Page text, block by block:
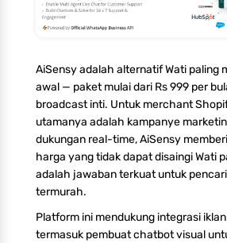
AiSensy adalah alternatif Wati paling
awal — paket mulai dari Rs 999 per
broadcast inti. Untuk merchant
utamanya adalah kampanye
dukungan real-time, AiSensy
harga yang tidak dapat disaingi Wati
adalah jawaban terkuat untuk
termurah.
Platform ini mendukung integrasi
termasuk pembuat chatbot visual